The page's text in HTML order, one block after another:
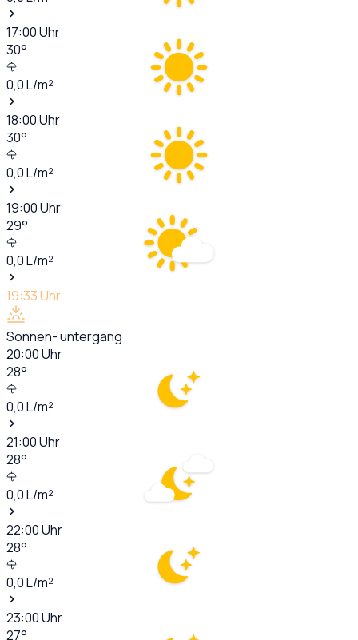
17:00Uhr
30°
0,0L/m²
18:00Uhr
30°
0,0L/m²
19:00Uhr
29°
0,0L/m²
19:33Uhr
Sonnen- untergang
20:00Uhr
28°
0,0L/m²
21:00Uhr
28°
0,0L/m²
22:00Uhr
28°
0,0L/m²
23:00Uhr
27°